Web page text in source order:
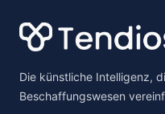
Die künstliche Intelligenz,
Beschaffungswesen